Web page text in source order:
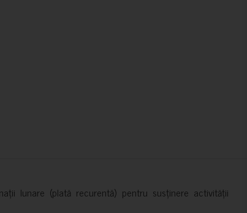
lunare (plată recurentă) pentru susținere activității